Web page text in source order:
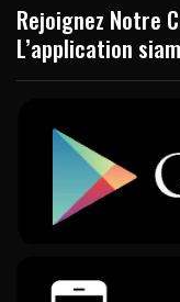
Rejoignez Notre
L’application